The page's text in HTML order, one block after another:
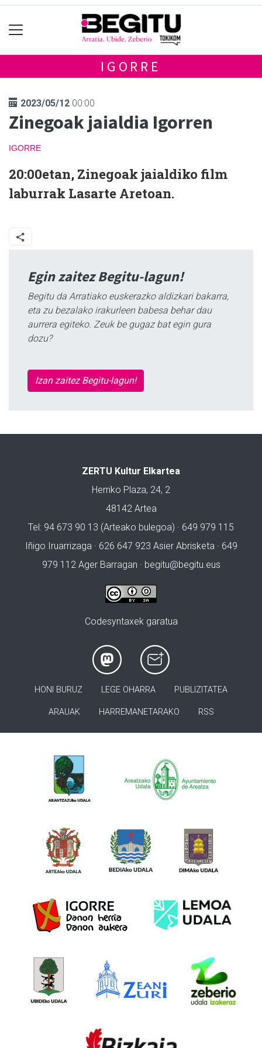
IGORRE
2023/05/12 00:00
Zinegoak jaialdia Igorren
IGORRE
20:00etan, Zinegoak jaialdiko film
laburrak Lasarte Aretoan.
Egin zaitez Begitu-lagun!
Begitu da Arratiako euskerazko aldizkari bakarra,
eta zu bezalako irakurleen babesa behar dau
aurrera egiteko. Zeuk be gugaz bat egin gura
dozu?
Izan zaitez Begitu-lagun!
ZERTU Kultur Elkartea
Herriko Plaza, 24, 2
48142 Artea
Tel: 94 673 90 13 (Arteako bulegoa) · 649 979 115
Iñigo Iruarrizaga · 626 647 923 Asier Abrisketa · 649
979 112 Ager Barragan · begitu@begitu.eus
Codesyntaxek garatua
HONI BURUZ LEGE OHARRA PUBLIZITATEA
ARAUAK HARREMANETARAKO RSS